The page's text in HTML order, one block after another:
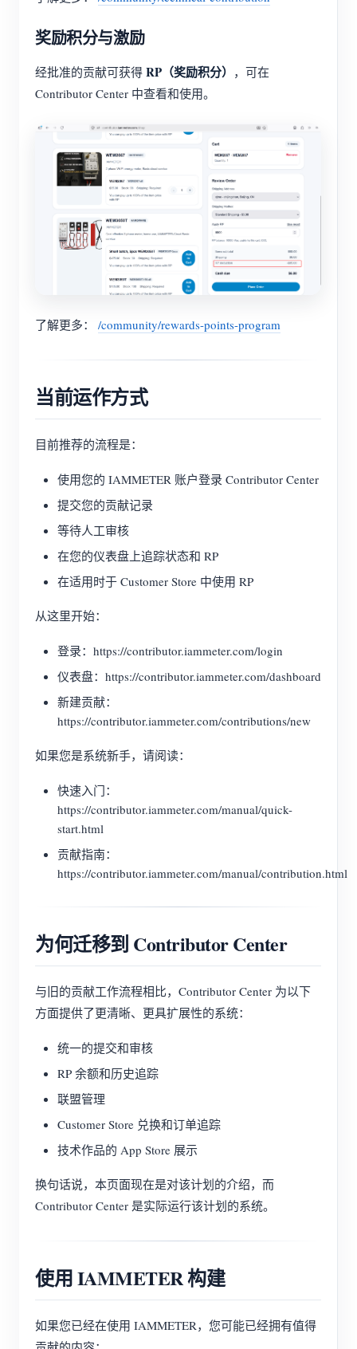
奖励积分与激励
经批准的贡献可获得 RP（奖励积分） ，可在
Contributor Center 中查看和使用。
了解更多： /community/rewards-points-program
当前运作方式
目前推荐的流程是：
使用您的 IAMMETER 账户登录 Contributor Center
提交您的贡献记录
等待人工审核
在您的仪表盘上追踪状态和 RP
在适用时于 Customer Store 中使用 RP
从这里开始：
登录：https://contributor.iammeter.com/login
仪表盘：https://contributor.iammeter.com/dashboard
新建贡献：
https://contributor.iammeter.com/contributions/new
如果您是系统新手，请阅读：
快速入门：
https://contributor.iammeter.com/manual/quick-
start.html
贡献指南：
https://contributor.iammeter.com/manual/contribution.html
为何迁移到 Contributor Center
与旧的贡献工作流程相比，Contributor Center 为以下
方面提供了更清晰、更具扩展性的系统：
统一的提交和审核
RP 余额和历史追踪
联盟管理
Customer Store 兑换和订单追踪
技术作品的 App Store 展示
换句话说，本页面现在是对该计划的介绍，而
Contributor Center 是实际运行该计划的系统。
使用 IAMMETER 构建
如果您已经在使用 IAMMETER，您可能已经拥有值得